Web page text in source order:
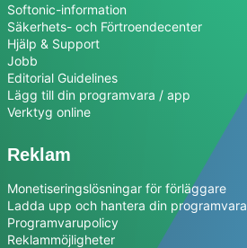
Softonic-information
Säkerhets- och Förtroendecenter
Hjälp & Support
Jobb
Editorial Guidelines
Lägg till din programvara / app
Verktyg online
Reklam
Monetiseringslösningar för förläggare
Ladda upp och hantera din programvara
Programvarupolicy
Reklammöjligheter